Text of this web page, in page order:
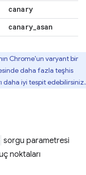
canary
canary_asan
Chrome'un varyant bir
daha fazla teşhis
daha iyi tespit edebilirsiniz.
sorgu parametresi
noktaları